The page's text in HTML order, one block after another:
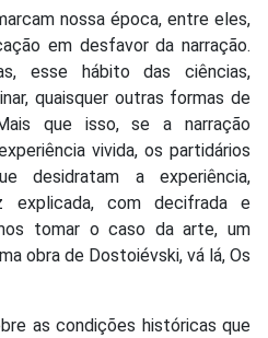
nossa época, entre eles,
em desfavor da narração.
esse hábito das ciências,
quaisquer outras formas de
que isso, se a narração
vivida, os partidários
desidratam a experiência,
explicada, com decifrada e
tomar o caso da arte, um
obra de Dostoiévski, vá lá, Os
as condições históricas que